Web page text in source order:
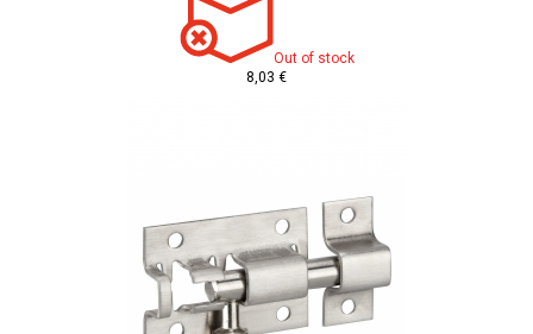
Out of stock
8,03 €